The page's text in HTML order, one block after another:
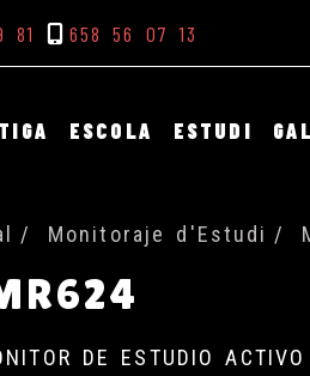
81 658 56 07 13
ESCOLA ESTUDI
Monitoraje d'Estudi
DE ESTUDIO